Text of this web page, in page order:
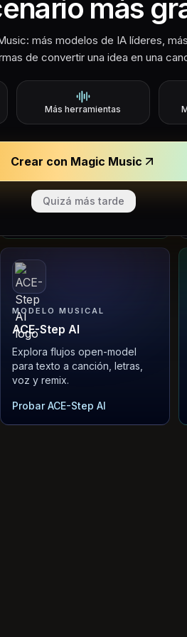
Probar Sonauto AI
MODELO MUSICAL
Soniva Music AI
e ideas melódicas en
borradores completos de
canciones.
MODELO MUSICAL
ACE-Step AI
Explora flujos open-model
para texto a canción, letras,
voz y remix.
Probar ACE-Step AI
más
más modelos de IA líderes,
de convertir una idea en una
Más herramientas
Crear con Magic Music
Quizá más tarde